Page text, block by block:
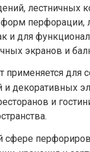
лестничных
перфорации,
и для
экранов и
применяется для
и декоративных
и
сфере